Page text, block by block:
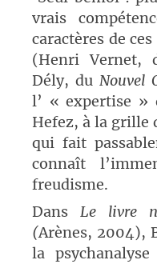
vrais
caractères de
(Henri Vernet,
Dély, du Nouvel
l’ « expertise »
Hefez, à la grille
qui fait
connaît
freudisme.
Dans Le livre
(Arènes, 2004),
la